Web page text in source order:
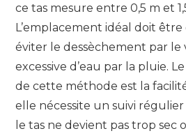
ce tas mesure entre 0,5 m et
L’emplacement idéal doit
éviter le dessèchement par le
excessive d’eau par la pluie.
de cette méthode est la
elle nécessite un suivi régulier
le tas ne devient pas trop sec